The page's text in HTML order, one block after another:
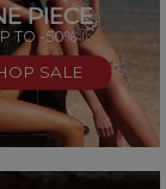
PIECE
TO -50%
SALE